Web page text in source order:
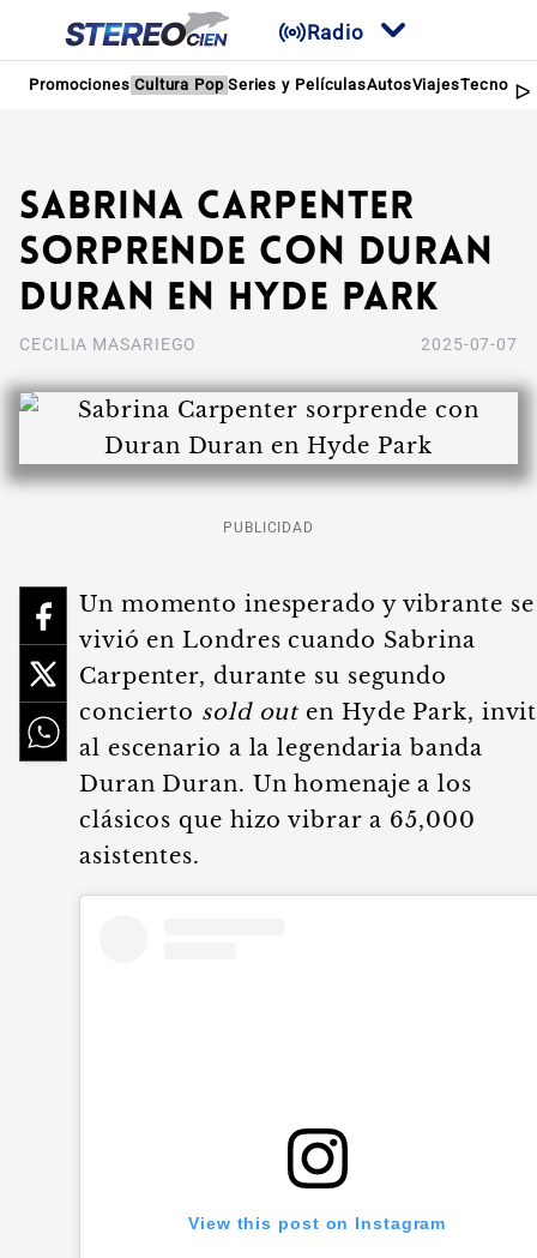
Radio
Promociones Cultura Pop Series y PelículasAutosViajes
Sabrina Carpenter
sorprende con Duran
Duran en Hyde Park
CECILIA MASARIEGO 2025-07-07
PUBLICIDAD
Un momento inesperado y vibrante se
vivió en Londres cuando Sabrina
Carpenter, durante su segundo
concierto sold out en Hyde Park,
al escenario a la legendaria banda
Duran Duran. Un homenaje a los
clásicos que hizo vibrar a 65,000
asistentes.
View this post on Instagram